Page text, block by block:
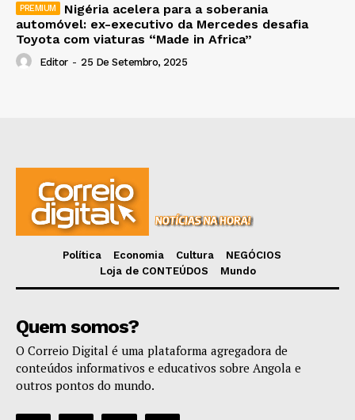
Nigéria acelera para a soberania
automóvel: ex-executivo da Mercedes desafia
Toyota com viaturas “Made in Africa”
Editor - 25 De Setembro, 2025
Política Economia Cultura
NEGÓCIOS
Loja de CONTEÚDOS
Mundo
Quem somos?
O Correio Digital é uma plataforma agregadora de
conteúdos informativos e educativos sobre Angola e
outros pontos do mundo.